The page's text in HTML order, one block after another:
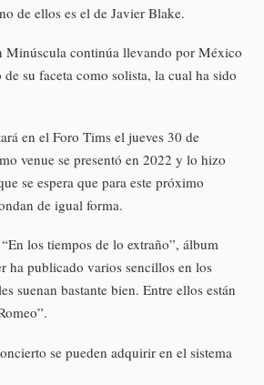
de ellos es el de Javier Blake.
Minúscula continúa llevando por México
su faceta como solista, la cual ha sido
en el Foro Tims el jueves 30 de
venue se presentó en 2022 y lo hizo
se espera que para este próximo
de igual forma.
los tiempos de lo extraño”, álbum
ha publicado varios sencillos en los
suenan bastante bien. Entre ellos están
se pueden adquirir en el sistema